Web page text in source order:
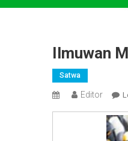
Ilmuwan
Satwa
Editor